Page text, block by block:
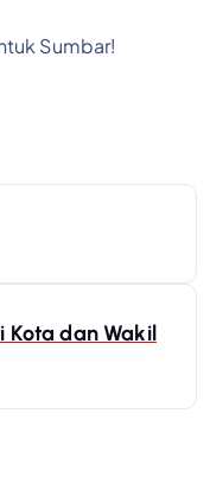
Sumbar!
Kota dan Wakil